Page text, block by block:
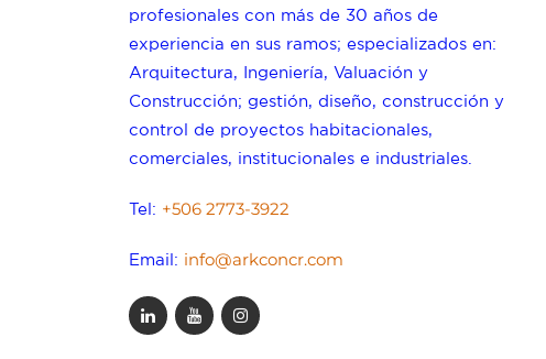
profesionales con más de 30 años de
experiencia en sus ramos; especializados en:
Arquitectura, Ingeniería, Valuación y
Construcción; gestión, diseño, construcción y
control de proyectos habitacionales,
comerciales, institucionales e industriales.
Tel: +506 2773-3922
Email: info@arkconcr.com